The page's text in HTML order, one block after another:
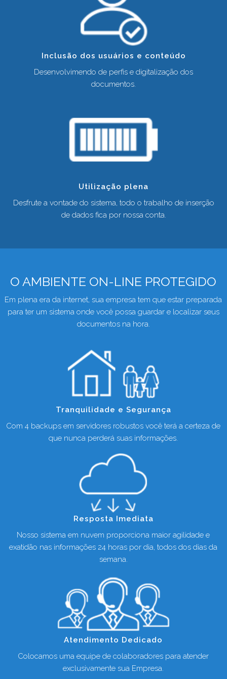
Inclusão dos usuários e conteúdo
Desenvolvimendo de perfis e digitalização dos
documentos.
Utilização plena
Desfrute a vontade do sistema, todo o trabalho de inserção
de dados fica por nossa conta.
O AMBIENTE ON-LINE PROTEGIDO
Em plena era da internet, sua empresa tem que estar preparada
para ter um sistema onde você possa guardar e localizar seus
documentos na hora.
Tranquilidade e Segurança
Com 4 backups em servidores robustos você terá a certeza de
que nunca perderá suas informações.
Resposta Imediata
Nosso sistema em nuvem proporciona maior agilidade e
exatidão nas informações 24 horas por dia, todos dos dias da
semana.
Atendimento Dedicado
Colocamos uma equipe de colaboradores para atender
exclusivamente sua Empresa.